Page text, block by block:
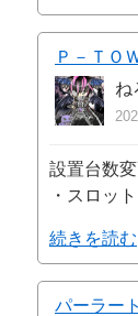
Ｐ－ＴＯ
ね
設置台数
・スロッ
続きを読む
パーラー